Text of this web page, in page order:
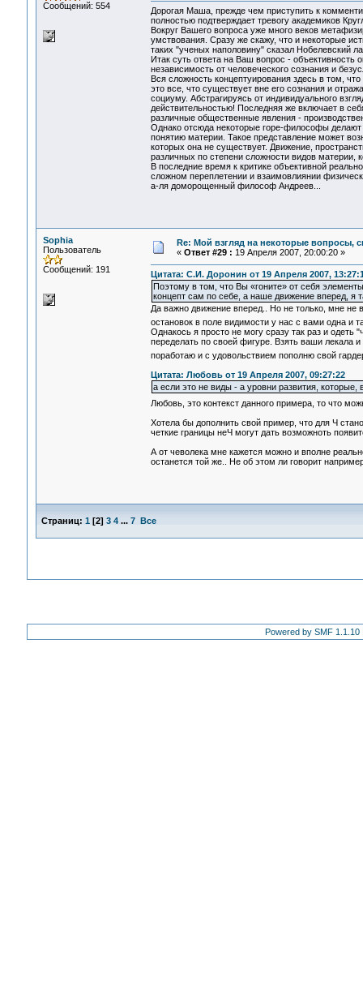
Сообщений: 554
Дорогая Маша, прежде чем приступить к
полностью подтверждает тревогу академиков
Вокруг Вашего вопроса уже много веков
умствования. Сразу же скажу, что и некоторые
таких "ученых наполовину" сказал Нобелевский
Итак суть ответа на Ваш вопрос -
независимость от человеческого сознания и
Вся сложность концептуирования здесь в том,
это все, что существует вне его сознания и
социуму. Абстрагируясь от индивидуального
действительностью! Последняя же включает в
различные общественные явления -
Однако отсюда некоторые горе-философы делают
понятию материи. Такое представление может
которых она не существует. Движение,
различных по степени сложности видов материи,
В последние время к критике объективной
сложном переплетении и взаимовлиянии
а-ля доморощенный философ Андреев...
Sophia
Пользователь
Сообщений: 191
Re: Мой взгляд на некоторые вопросы,
« Ответ #29 : 19 Апреля 2007, 20:00:20 »
Цитата: С.И. Доронин от 19 Апреля 2007,
Поэтому в том, что Вы «гоните» от себя
концепт сам по себе, а наше движение вперед, я
Да важно движение вперед.. Но не только, мне
остановок в поле видимости у нас с вами одна и
Однакось я просто не могу сразу так раз и одеть
переделать по своей фигуре. Взять ваши лекала
поработаю и с удовольствием пополню свой
Цитата: Любовь от 19 Апреля 2007, 09:27:22
а если это не виды - а уровни развития,
Любовь, это контекст данного примера, то что
Хотела бы дополнить свой пример, что для Ч
четкие границы неЧ могут дать возможноть
А от чеволека мне кажется можно и вполне
останется той же.. Не об этом ли говорит
Страниц: 1 [2] 3 4 ... 7 Все
Powered by SMF 1.1.10